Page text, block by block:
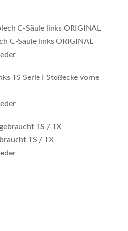
C-Säule links ORIGINAL
Stoßecke vorne
TS / TX